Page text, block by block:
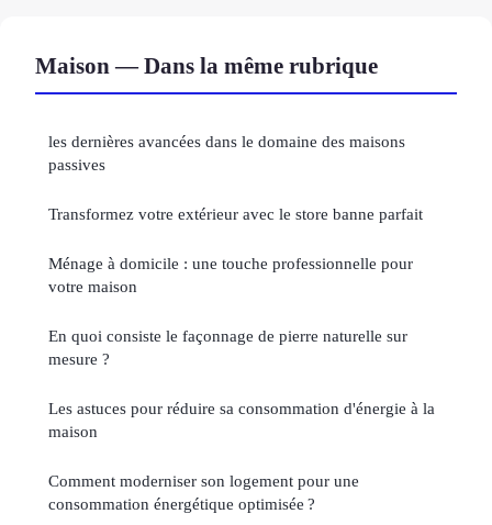
Maison — Dans la même rubrique
les dernières avancées dans le domaine des maisons
passives
Transformez votre extérieur avec le store banne parfait
Ménage à domicile : une touche professionnelle pour
votre maison
En quoi consiste le façonnage de pierre naturelle sur
mesure ?
Les astuces pour réduire sa consommation d'énergie à la
maison
Comment moderniser son logement pour une
consommation énergétique optimisée ?